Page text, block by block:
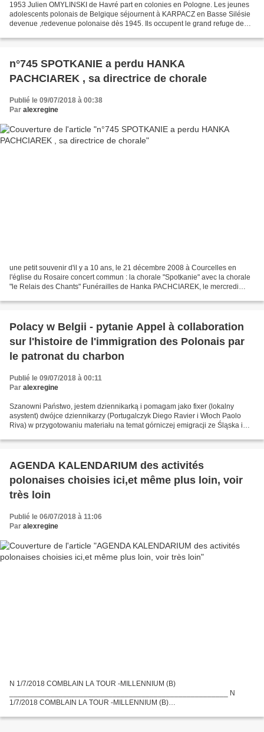
1953 Julien OMYLINSKI de Havré part en colonies en Pologne. Les jeunes
adolescents polonais de Belgique séjournent à KARPACZ en Basse Silésie
devenue ,redevenue polonaise dès 1945. Ils occupent le grand refuge de
n°745 SPOTKANIE a perdu HANKA
PACHCIAREK , sa directrice de chorale
Publié le 09/07/2018 à 00:38
Par alexregine
une petit souvenir d'il y a 10 ans, le 21 décembre 2008 à Courcelles en
l'église du Rosaire concert commun : la chorale "Spotkanie" avec la chorale
"le Relais des Chants" Funérailles de Hanka PACHCIAREK, le mercredi
Polacy w Belgii - pytanie Appel à collaboration
sur l'histoire de l'immigration des Polonais par
le patronat du charbon
Publié le 09/07/2018 à 00:11
Par alexregine
Szanowni Państwo, jestem dziennikarką i pomagam jako fixer (lokalny
asystent) dwójce dziennikarzy (Portugalczyk Diego Ravier i Włoch Paolo
Riva) w przygotowaniu materiału na temat górniczej emigracji ze Śląska i
AGENDA KALENDARIUM des activités
polonaises choisies ici,et même plus loin, voir
très loin
Publié le 06/07/2018 à 11:06
Par alexregine
N 1/7/2018 COMBLAIN LA TOUR -MILLENNIUM (B)
_____________________________________________________ N
1/7/2018 COMBLAIN LA TOUR -MILLENNIUM (B)
14/7/2018 ESTREE BLANCHE (F)